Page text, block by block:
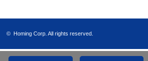
© Homing Corp. All rights reserved.